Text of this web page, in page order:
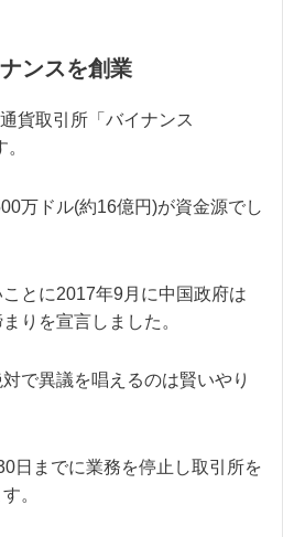
ンスを創業
貨取引所「バイナンス
万ドル(約16億円)が資金源でし
とに2017年9月に中国政府は
りを宣言しました。
で異議を唱えるのは賢いやり
日までに業務を停止し取引所を
。